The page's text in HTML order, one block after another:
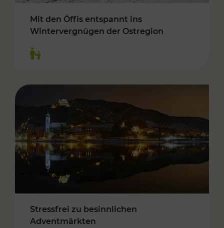
Mit den Öffis entspannt ins
Wintervergnügen der Ostregion
Stressfrei zu besinnlichen
Adventmärkten